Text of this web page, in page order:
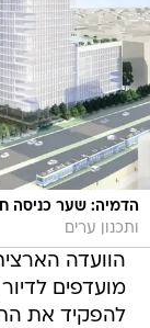
הדמיה: שער כניסה
ותכנון ערים
הוועדה
מועדפים
להפקיד את